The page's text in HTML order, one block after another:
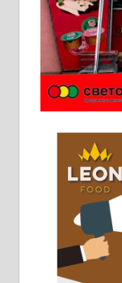
Ало
Потребна
Горког
8 до 15
Чистим
061/32-13-